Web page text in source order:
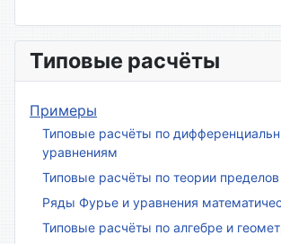
Типовые расчёты
Примеры
Типовые расчёты по
уравнениям
Типовые расчёты по теории пределов
Ряды Фурье и уравнения
Типовые расчёты по алгебре и